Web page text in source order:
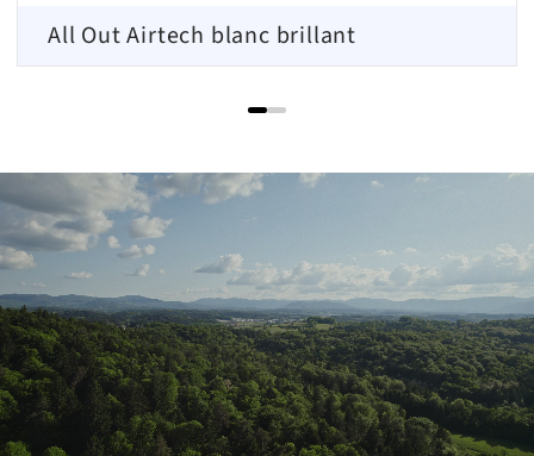
All Out Airtech blanc brillant